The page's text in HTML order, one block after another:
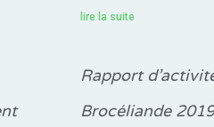
lire la suite
Rapport
Brocéliande 2019